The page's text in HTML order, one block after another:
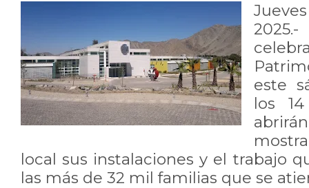
este
los
local sus instalaciones y el trabajo
las más de 32 mil familias que se